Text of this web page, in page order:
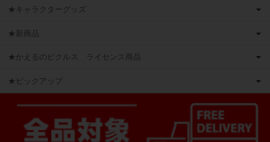
★キャラクターグッズ
★新商品
★かえるのピクルス ライセンス商品
★ピックアップ